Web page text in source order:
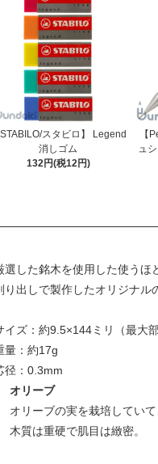
STABILO/スタビロ】 Legend
消しゴム
132円(税12円)
【
ュ
選した銘木を使用した使うほ
り出しで製作したオリジナル
イズ：約9.5×144ミリ（最大
量：約17g
径：0.3mm
オリーブ
オリーブの実を栽培してい
木質は重硬で肌目は緻密。